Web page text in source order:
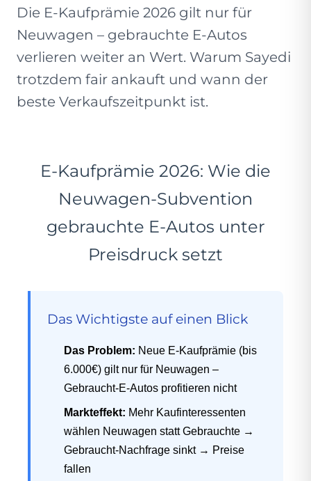
Die E-Kaufprämie 2026 gilt nur für
Neuwagen – gebrauchte E-Autos
verlieren weiter an Wert. Warum Sayedi
trotzdem fair ankauft und wann der
beste Verkaufszeitpunkt ist.
E-Kaufprämie 2026: Wie die
Neuwagen-Subvention
gebrauchte E-Autos unter
Preisdruck setzt
Das Wichtigste auf einen Blick
Das Problem: Neue E-Kaufprämie (bis
6.000€) gilt nur für Neuwagen –
Gebraucht-E-Autos profitieren nicht
Markteffekt: Mehr Kaufinteressenten
wählen Neuwagen statt Gebrauchte →
Gebraucht-Nachfrage sinkt → Preise
fallen